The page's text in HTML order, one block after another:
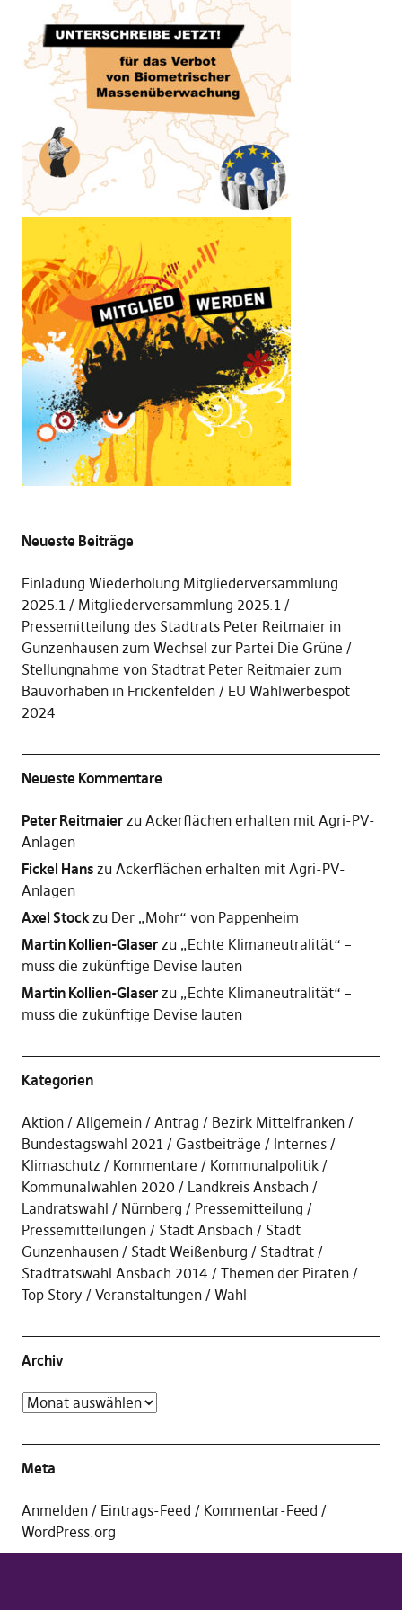
Neueste Beiträge
Einladung Wiederholung Mitgliederversammlung
2025.1
Mitgliederversammlung 2025.1
Pressemitteilung des Stadtrats Peter Reitmaier in
Gunzenhausen zum Wechsel zur Partei Die Grüne
Stellungnahme von Stadtrat Peter Reitmaier zum
Bauvorhaben in Frickenfelden
EU Wahlwerbespot
2024
Neueste Kommentare
Peter Reitmaierzu Ackerflächen erhalten mit Agri-PV-
Anlagen
Fickel Hanszu Ackerflächen erhalten mit Agri-PV-
Anlagen
Axel Stockzu Der „Mohr“ von Pappenheim
Martin Kollien-Glaserzu „Echte Klimaneutralität“ –
muss die zukünftige Devise lauten
Martin Kollien-Glaserzu „Echte Klimaneutralität“ –
muss die zukünftige Devise lauten
Kategorien
Aktion Allgemein Antrag
Bezirk Mittelfranken
Bundestagswahl 2021
Gastbeiträge
Internes
Klimaschutz
Kommentare
Kommunalpolitik
Kommunalwahlen 2020
Landkreis Ansbach
Landratswahl
Nürnberg
Pressemitteilung
Pressemitteilungen
Stadt Ansbach
Stadt
Gunzenhausen
Stadt Weißenburg
Stadtrat
Stadtratswahl Ansbach 2014
Themen der Piraten
Top Story
Veranstaltungen Wahl
Archiv
Meta
Anmelden Eintrags-Feed
Kommentar-Feed
WordPress.org